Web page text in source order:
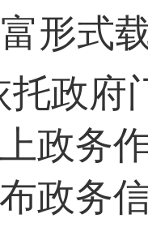
形式
托政府
政务
政务